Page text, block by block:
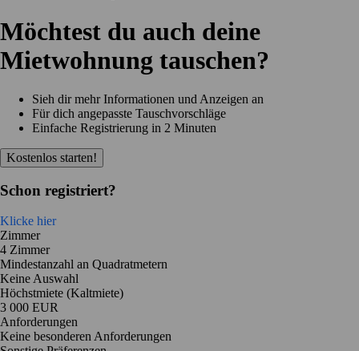
Möchtest du auch deine
Mietwohnung tauschen?
Sieh dir mehr Informationen und Anzeigen an
Für dich angepasste Tauschvorschläge
Einfache Registrierung in 2 Minuten
Kostenlos starten!
Schon registriert?
Klicke hier
Zimmer
4 Zimmer
Mindestanzahl an Quadratmetern
Keine Auswahl
Höchstmiete (Kaltmiete)
3 000 EUR
Anforderungen
Keine besonderen Anforderungen